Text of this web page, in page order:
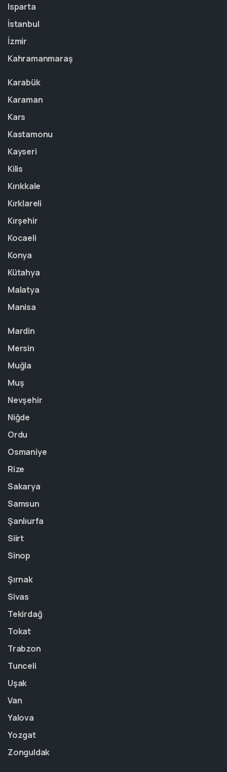
Isparta
İstanbul
İzmir
Kahramanmaraş
Karabük
Karaman
Kars
Kastamonu
Kayseri
Kilis
Kırıkkale
Kırklareli
Kırşehir
Kocaeli
Konya
Kütahya
Malatya
Manisa
Mardin
Mersin
Muğla
Muş
Nevşehir
Niğde
Ordu
Osmaniye
Rize
Sakarya
Samsun
Şanlıurfa
Siirt
Sinop
Şırnak
Sivas
Tekirdağ
Tokat
Trabzon
Tunceli
Uşak
Van
Yalova
Yozgat
Zonguldak